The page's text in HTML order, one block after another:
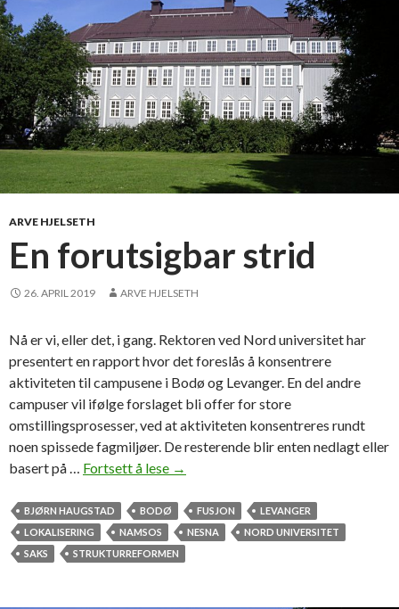
-
l
i
m
-
v
e
i
e
n
i
s
t
e
r
g
r
a
ARVE HJELSETH
En forutsigbar strid
26. APRIL 2019 ARVE HJELSETH
Nå er vi, eller det, i gang. Rektoren ved Nord universitet har
presentert en rapport hvor det foreslås å konsentrere
aktiviteten til campusene i Bodø og Levanger. En del andre
campuser vil ifølge forslaget bli offer for store
omstillingsprosesser, ved at aktiviteten konsentreres rundt
noen spissede fagmiljøer. De resterende blir enten nedlagt eller
basert på … Fortsett å lese E
o
r
→
BJØRN HAUGSTAD BODØ FUSJON
LEVANGER
LOKALISERING
NAMSOS NESNA
NORD UNIVERSITET
SAKS
STRUKTURREFORMEN